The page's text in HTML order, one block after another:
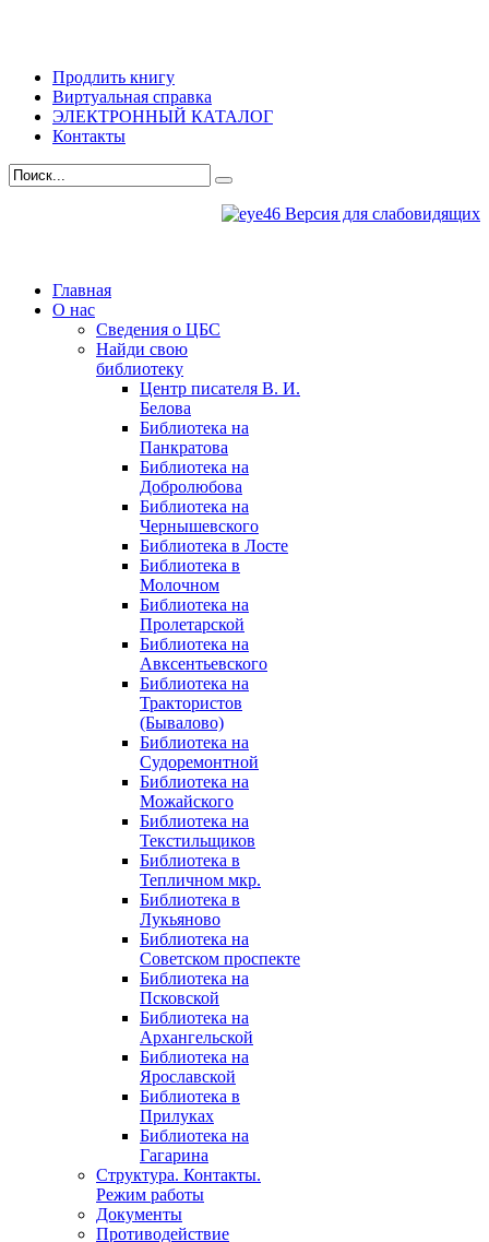
Продлить книгу
Виртуальная справка
ЭЛЕКТРОННЫЙ КАТАЛОГ
Контакты
Версия для слабовидящих
Главная
О нас
Сведения о ЦБС
Найди свою
библиотеку
Центр писателя В. И.
Белова
Библиотека на
Панкратова
Библиотека на
Добролюбова
Библиотека на
Чернышевского
Библиотека в Лосте
Библиотека в
Молочном
Библиотека на
Пролетарской
Библиотека на
Авксентьевского
Библиотека на
Трактористов
(Бывалово)
Библиотека на
Судоремонтной
Библиотека на
Можайского
Библиотека на
Текстильщиков
Библиотека в
Тепличном мкр.
Библиотека в
Лукьяново
Библиотека на
Советском проспекте
Библиотека на
Псковской
Библиотека на
Архангельской
Библиотека на
Ярославской
Библиотека в
Прилуках
Библиотека на
Гагарина
Структура. Контакты.
Режим работы
Документы
Противодействие